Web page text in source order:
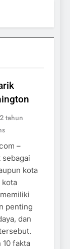
2 tahun
–
sebagai
kota
kota
penting
dan
10 fakta